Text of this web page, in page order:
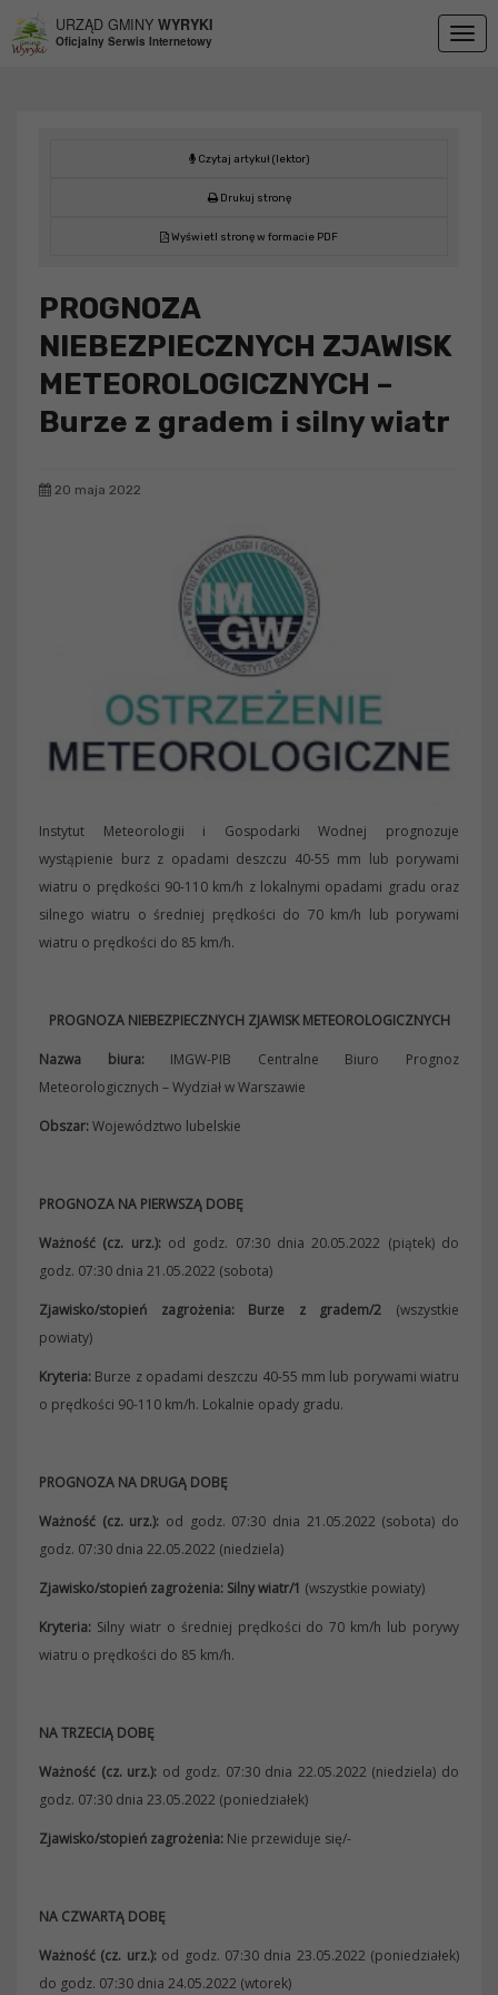
URZĄD GMINY WYRYKI
Oficjalny Serwis Internetowy
Czytaj artykuł (lektor)
Drukuj stronę
Wyświetl stronę w formacie PDF
PROGNOZA
NIEBEZPIECZNYCH ZJAWISK
METEOROLOGICZNYCH –
Burze z gradem i silny wiatr
20 maja 2022
Instytut Meteorologii i Gospodarki Wodnej prognozuje
wystąpienie burz z opadami deszczu 40-55 mm lub porywami
wiatru o prędkości 90-110 km/h z lokalnymi opadami gradu oraz
silnego wiatru o średniej prędkości do 70 km/h lub porywami
wiatru o prędkości do 85 km/h.
PROGNOZA NIEBEZPIECZNYCH ZJAWISK METEOROLOGICZNYCH
Nazwa biura:IMGW-PIB Centralne Biuro Prognoz
Meteorologicznych – Wydział w Warszawie
Obszar:Województwo lubelskie
PROGNOZA NA PIERWSZĄ DOBĘ
Ważność (cz. urz.):od godz. 07:30 dnia 20.05.2022 (piątek) do
godz. 07:30 dnia 21.05.2022 (sobota)
Zjawisko/stopień zagrożenia: Burze z gradem/2 (wszystkie
powiaty)
Kryteria: Burze z opadami deszczu 40-55 mm lub porywami wiatru
o prędkości 90-110 km/h. Lokalnie opady gradu.
PROGNOZA NA DRUGĄ DOBĘ
Ważność (cz. urz.): od godz. 07:30 dnia 21.05.2022 (sobota) do
godz. 07:30 dnia 22.05.2022 (niedziela)
Zjawisko/stopień zagrożenia: Silny wiatr/1 (wszystkie powiaty)
Kryteria: Silny wiatr o średniej prędkości do 70 km/h lub porywy
wiatru o prędkości do 85 km/h.
NA TRZECIĄ DOBĘ
Ważność (cz. urz.): od godz. 07:30 dnia 22.05.2022 (niedziela) do
godz. 07:30 dnia 23.05.2022 (poniedziałek)
Zjawisko/stopień zagrożenia: Nie przewiduje się/-
NA CZWARTĄ DOBĘ
Ważność (cz. urz.):od godz. 07:30 dnia 23.05.2022 (poniedziałek)
do godz. 07:30 dnia 24.05.2022 (wtorek)